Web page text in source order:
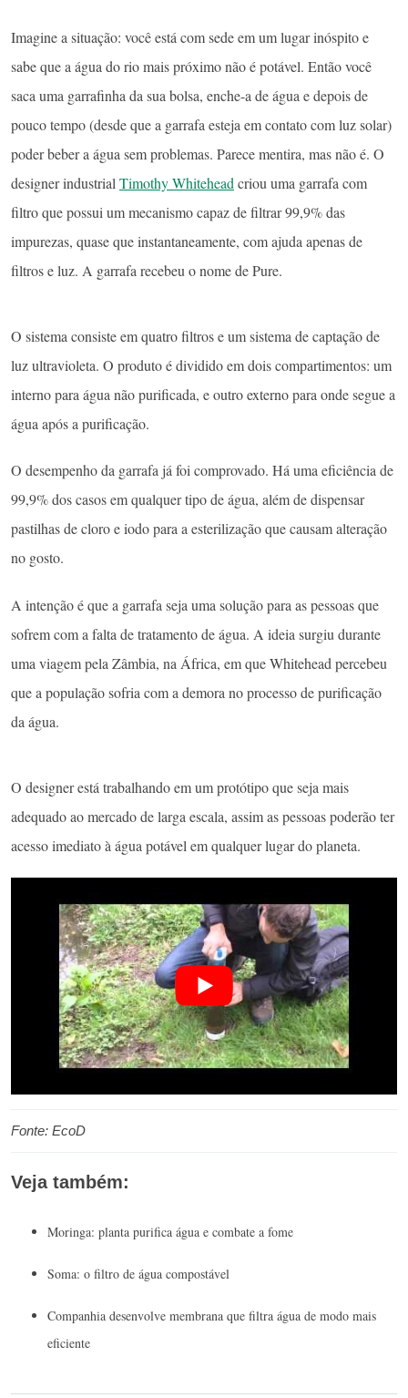
Imagine a situação: você está com sede em um lugar inóspito e
sabe que a água do rio mais próximo não é potável. Então você
saca uma garrafinha da sua bolsa, enche-a de água e depois de
pouco tempo (desde que a garrafa esteja em contato com luz solar)
poder beber a água sem problemas. Parece mentira, mas não é. O
designer industrialTimothy Whiteheadcriou uma garrafa com
filtro que possui um mecanismo capaz de filtrar 99,9% das
impurezas, quase que instantaneamente, com ajuda apenas de
filtros e luz. A garrafa recebeu o nome de Pure.
O sistema consiste em quatro filtros e um sistema de captação de
luz ultravioleta. O produto é dividido em dois compartimentos: um
interno para água não purificada, e outro externo para onde segue a
água após a purificação.
O desempenho da garrafa já foi comprovado. Há uma eficiência de
99,9% dos casos em qualquer tipo de água, além de dispensar
pastilhas de cloro e iodo para a esterilização que causam alteração
no gosto.
A intenção é que a garrafa seja uma solução para as pessoas que
sofrem com a falta de tratamento de água. A ideia surgiu durante
uma viagem pela Zâmbia, na África, em que Whitehead percebeu
que a população sofria com a demora no processo de purificação
da água.
O designer está trabalhando em um protótipo que seja mais
adequado ao mercado de larga escala, assim as pessoas poderão ter
acesso imediato à água potável em qualquer lugar do planeta.
Fonte: EcoD
Veja também:
Moringa: planta purifica água e combate a fome
Soma: o filtro de água compostável
Companhia desenvolve membrana que filtra água de modo mais
eficiente